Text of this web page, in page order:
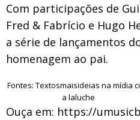
Com participações de
Fred & Fabrício e Hugo
a série de lançamentos
homenagem ao pai.
Fontes: Textosmaisideias na mídia
a laluche
Ouça em: https://